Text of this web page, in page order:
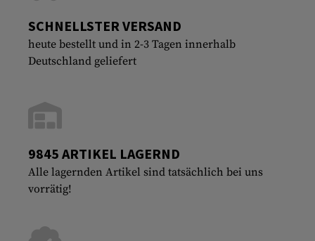
SCHNELLSTER VERSAND
heute bestellt und in 2-3 Tagen innerhalb
Deutschland geliefert
9845 ARTIKEL LAGERND
Alle lagernden Artikel sind tatsächlich bei uns
vorrätig!